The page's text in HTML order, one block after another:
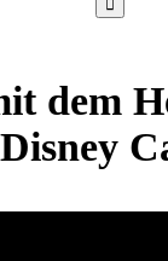
dem